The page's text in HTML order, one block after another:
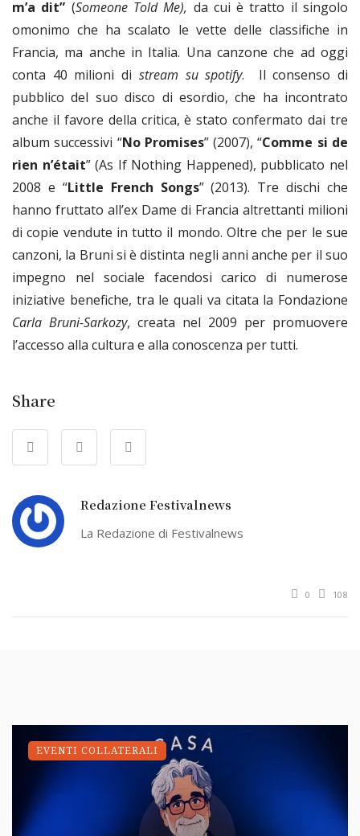
m’a dit” (Someone Told Me), da cui è tratto il singolo
omonimo che ha scalato le vette delle classifiche in
Francia, ma anche in Italia. Una canzone che ad oggi
conta 40 milioni di stream su spotify. Il consenso di
pubblico del suo disco di esordio, che ha incontrato
anche il favore della critica, è stato confermato dai tre
album successivi “No Promises” (2007), “Comme si de
rien n’était” (As If Nothing Happened), pubblicato nel
2008 e “Little French Songs” (2013). Tre dischi che
hanno fruttato all’ex Dame di Francia altrettanti milioni
di copie vendute in tutto il mondo. Oltre che per le sue
canzoni, la Bruni si è distinta negli anni anche per il suo
impegno nel sociale facendosi carico di numerose
iniziative benefiche, tra le quali va citata la Fondazione
Carla Bruni-Sarkozy, creata nel 2009 per promuovere
l’accesso alla cultura e alla conoscenza per tutti.
Share
Redazione Festivalnews
La Redazione di Festivalnews
0 108
EVENTI COLLATERALI